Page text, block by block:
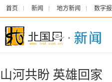
首页 新闻 地方新闻 数字报
山河共盼 英雄回家